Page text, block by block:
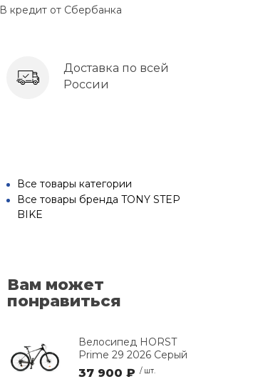
В кредит от Сбербанка
Доставка по всей
России
Все товары категории
Все товары бренда TONY STEP
BIKE
Вам может
понравиться
Велосипед HORST
Prime 29 2026 Серый
37 900 ₽ / шт.